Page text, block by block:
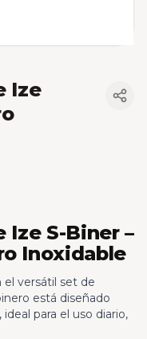
Ize
S-Biner –
Inoxidable
el versátil set de
está diseñado
para el uso diario,